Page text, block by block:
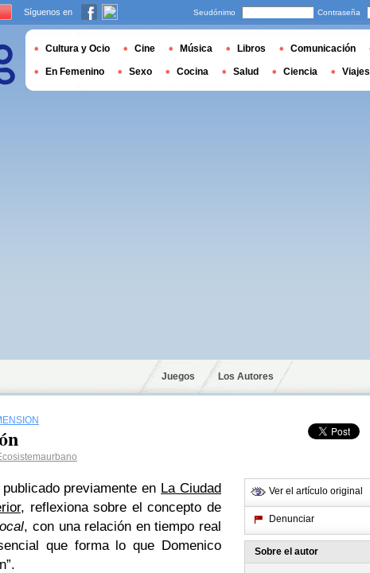
Juegos Los Autores
previamente en La Ciudad
, reflexiona sobre el concepto de
, con una relación en tiempo real
que forma lo que Domenico
Ver el artículo original
Denunciar
Sobre el autor
Síguenos en Seudónimo Contraseña
Cultura y Ocio Cine Música Libros Comunicación
En Femenino Sexo Cocina Salud Ciencia Viajes